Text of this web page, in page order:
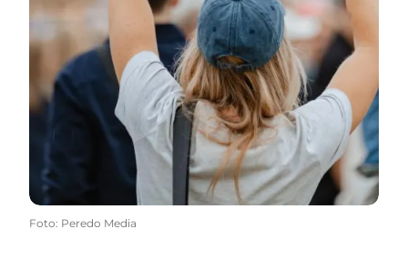
Foto: Peredo Media